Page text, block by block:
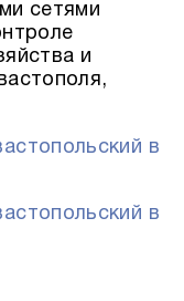
сетями
и
в
в